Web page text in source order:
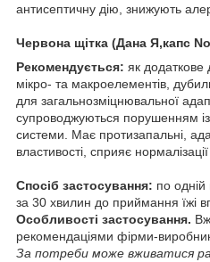
антисептичну дію, знижують
Червона щітка (Дана Я,капс
Рекомендується: як додаткове
мікро- та макроелементів,
для загальнозміцнювальної
супроводжуються порушенням
системи. Має протизапальні,
властивості, сприяє
Спосіб застосування: по одній
за 30 хвилин до приймання їжі
Особливості застосування.
рекомендаціями фірми-
За потреби може вживатися